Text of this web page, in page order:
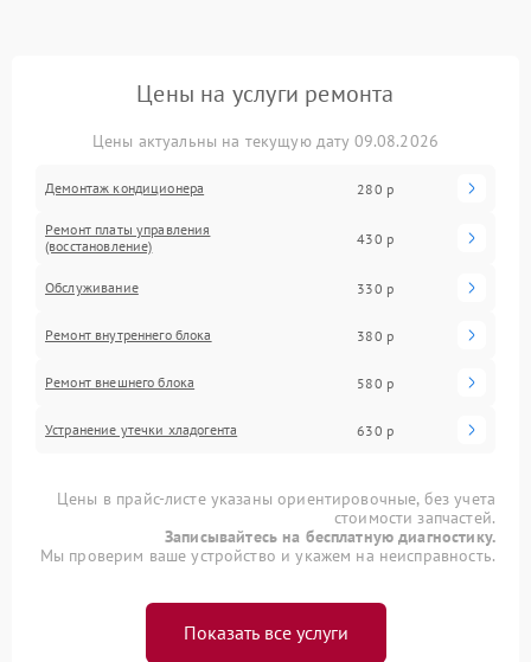
Цены на услуги ремонта
Цены актуальны на текущую дату 09.08.2026
Демонтаж кондиционера 280 р
Ремонт платы управления
(восстановление)
430 р
Обслуживание 330 р
Ремонт внутреннего блока 380 р
Ремонт внешнего блока 580 р
Устранение утечки хладогента 630 р
Цены в прайс-листе указаны ориентировочные, без учета
стоимости запчастей.
Записывайтесь на бесплатную диагностику.
Мы проверим ваше устройство и укажем на неисправность.
Показать все услуги